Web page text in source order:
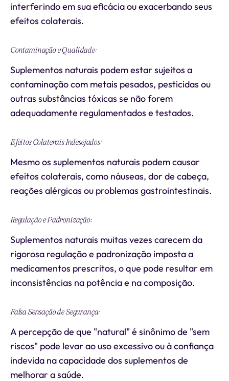
interferindo em sua eficácia ou exacerbando seus
efeitos colaterais.
Contaminação e Qualidade:
Suplementos naturais podem estar sujeitos a
contaminação com metais pesados, pesticidas ou
outras substâncias tóxicas se não forem
adequadamente regulamentados e testados.
Efeitos Colaterais Indesejados:
Mesmo os suplementos naturais podem causar
efeitos colaterais, como náuseas, dor de cabeça,
reações alérgicas ou problemas gastrointestinais.
Regulação e Padronização:
Suplementos naturais muitas vezes carecem da
rigorosa regulação e padronização imposta a
medicamentos prescritos, o que pode resultar em
inconsistências na potência e na composição.
Falsa Sensação de Segurança:
A percepção de que "natural" é sinônimo de "sem
riscos" pode levar ao uso excessivo ou à confiança
indevida na capacidade dos suplementos de
melhorar a saúde.